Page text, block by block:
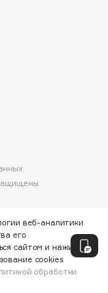
веб-аналитики
его
сайтом и нажимая
cookies
обработки